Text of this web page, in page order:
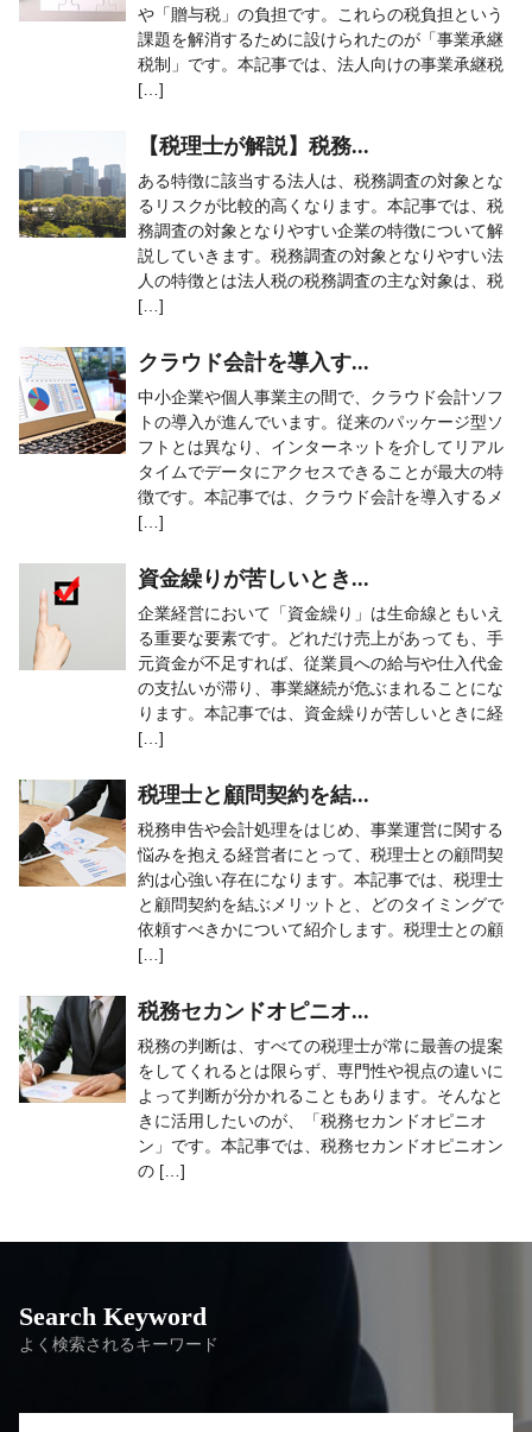
や「贈与税」の負担です。これらの税負担という
課題を解消するために設けられたのが「事業承継
税制」です。本記事では、法人向けの事業承継税
[…]
【税理士が解説】税務...
ある特徴に該当する法人は、税務調査の対象とな
るリスクが比較的高くなります。本記事では、税
務調査の対象となりやすい企業の特徴について解
説していきます。税務調査の対象となりやすい法
人の特徴とは法人税の税務調査の主な対象は、税
[…]
クラウド会計を導入す...
中小企業や個人事業主の間で、クラウド会計ソフ
トの導入が進んでいます。従来のパッケージ型ソ
フトとは異なり、インターネットを介してリアル
タイムでデータにアクセスできることが最大の特
徴です。本記事では、クラウド会計を導入するメ
[…]
資金繰りが苦しいとき...
企業経営において「資金繰り」は生命線ともいえ
る重要な要素です。どれだけ売上があっても、手
元資金が不足すれば、従業員への給与や仕入代金
の支払いが滞り、事業継続が危ぶまれることにな
ります。本記事では、資金繰りが苦しいときに経
[…]
税理士と顧問契約を結...
税務申告や会計処理をはじめ、事業運営に関する
悩みを抱える経営者にとって、税理士との顧問契
約は心強い存在になります。本記事では、税理士
と顧問契約を結ぶメリットと、どのタイミングで
依頼すべきかについて紹介します。税理士との顧
[…]
税務セカンドオピニオ...
税務の判断は、すべての税理士が常に最善の提案
をしてくれるとは限らず、専門性や視点の違いに
よって判断が分かれることもあります。そんなと
きに活用したいのが、「税務セカンドオピニオ
ン」です。本記事では、税務セカンドオピニオン
の […]
Search Keyword
よく検索されるキーワード